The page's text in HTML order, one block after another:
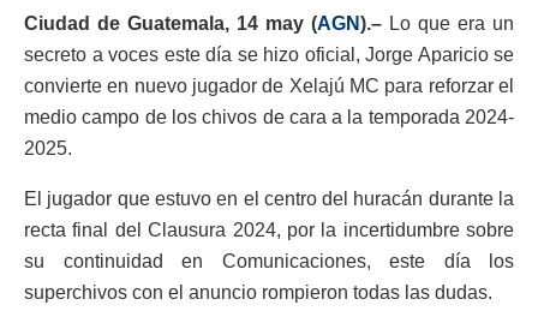
Ciudad de Guatemala, 14 may (AGN).– Lo que era un
secreto a voces este día se hizo oficial, Jorge Aparicio se
convierte en nuevo jugador de Xelajú MC para reforzar el
medio campo de los chivos de cara a la temporada 2024-
2025.
El jugador que estuvo en el centro del huracán durante la
recta final del Clausura 2024, por la incertidumbre sobre
su continuidad en Comunicaciones, este día los
superchivos con el anuncio rompieron todas las dudas.